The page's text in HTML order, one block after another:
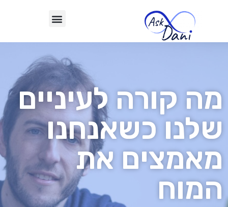
מה קורה לעיניים
שלנו כשאנחנו
מאמצים את
המוח